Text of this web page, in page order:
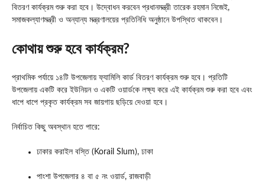
বিতরণ কার্যক্রম শুরু করা হবে। উদ্বোধন করবেন প্রধানমন্ত্রী তারেক রহমান নিজেই,
সমাজকল্যাণমন্ত্রী ও অন্যান্য মন্ত্রণালয়ের প্রতিনিধি অনুষ্ঠানে উপস্থিত থাকবেন।
কোথায় শুরু হবে কার্যক্রম?
প্রাথমিক পর্যায়ে ১৪টি উপজেলায় ফ্যামিলি কার্ড বিতরণ কার্যক্রম শুরু হবে। প্রতিটি
উপজেলায় একটি করে ইউনিয়ন ও একটি ওয়ার্ডকে লক্ষ্য করে এই কার্যক্রম শুরু করা হবে এবং
ধাপে ধাপে প্রকৃত কার্যক্রম সব জায়গায় ছড়িয়ে দেওয়া হবে।
নির্বাচিত কিছু অবস্থান হতে পারে:
ঢাকার করাইল বস্তি (Korail Slum), ঢাকা
পাংশা উপজেলার ৪ বা ৫ নং ওয়ার্ড, রাজবাড়ী